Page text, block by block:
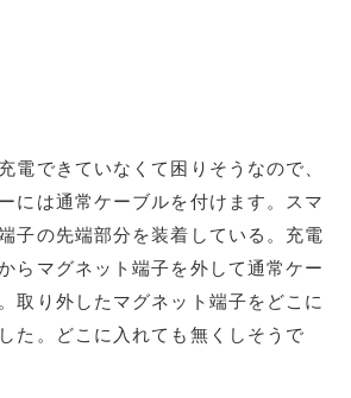
電できていなくて困りそうなので、
には通常ケーブルを付けます。スマ
子の先端部分を装着している。充電
らマグネット端子を外して通常ケー
取り外したマグネット端子をどこに
た。どこに入れても無くしそうで